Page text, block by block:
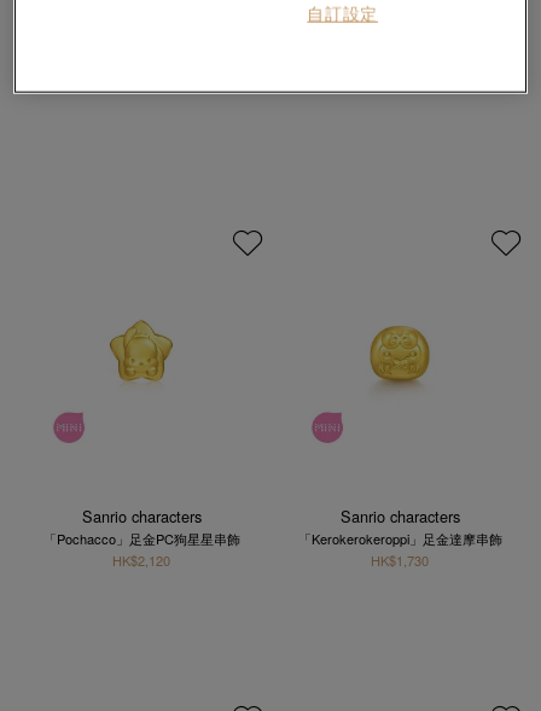
Sanrio characters
「Pochacco」足金PC狗星星串飾
HK$2,120
Sanrio characters
「Kerokerokeroppi」足金達摩串飾
HK$1,730
自訂設定